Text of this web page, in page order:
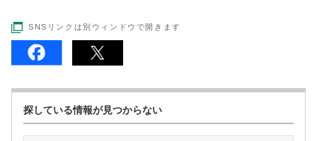
SNSリンクは別ウィンドウで開きます
探している情報が見つからない